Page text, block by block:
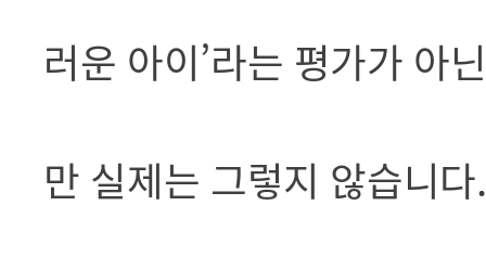
러운 아이’라는 평가가 아
만 실제는 그렇지 않습니